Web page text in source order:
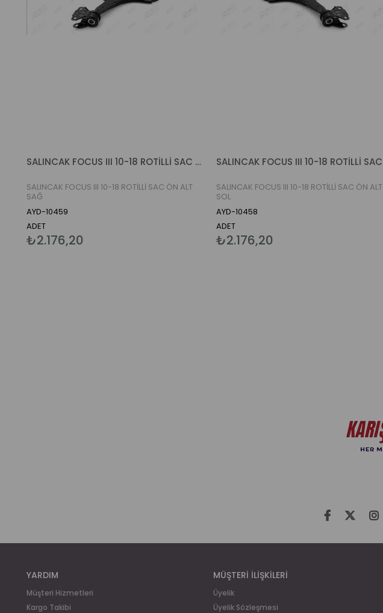
SALINCAK FOCUS III 10-18 ROTİLLİ SAC ÖN ALT SAĞ
SALINCAK FOCUS III 10-18 ROTİLLİ SAC ÖN ALT
SAĞ
AYD-10459
ADET
₺2.176,20
SALINCAK FOCUS III 10-18 ROTİLLİ SAC ÖN ALT
SOL
AYD-10458
ADET
₺2.176,20
YARDIM
Müşteri Hizmetleri
Kargo Takibi
MÜŞTERİ İLİŞKİLERİ
Üyelik
Üyelik Sözleşmesi